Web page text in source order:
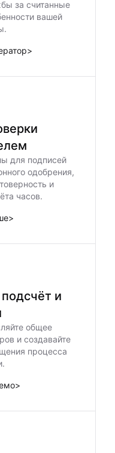
за считанные
вашей
>
для подписей
одобрения,
и
часов.
>
и
общее
и создавайте
процесса
>